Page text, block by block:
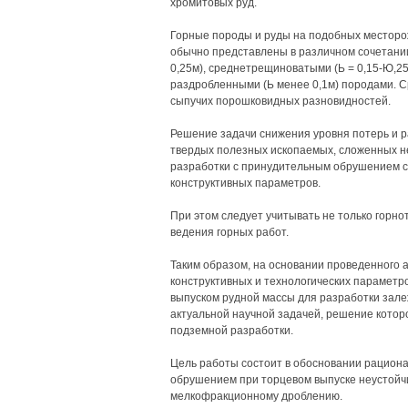
хромитовых руд.
Горные породы и руды на подобных
обычно представлены в различном
0,25м), среднетрещиноватыми (Ь = 0,15-
раздробленными (Ь менее 0,1м) породами.
сыпучих порошковидных разновидностей.
Решение задачи снижения уровня потерь и
твердых полезных ископаемых, сложенных
разработки с принудительным обрушением
конструктивных параметров.
При этом следует учитывать не только
ведения горных работ.
Таким образом, на основании проведенного
конструктивных и технологических
выпуском рудной массы для разработки
актуальной научной задачей, решение
подземной разработки.
Цель работы состоит в обосновании
обрушением при торцевом выпуске
мелкофракционному дроблению.